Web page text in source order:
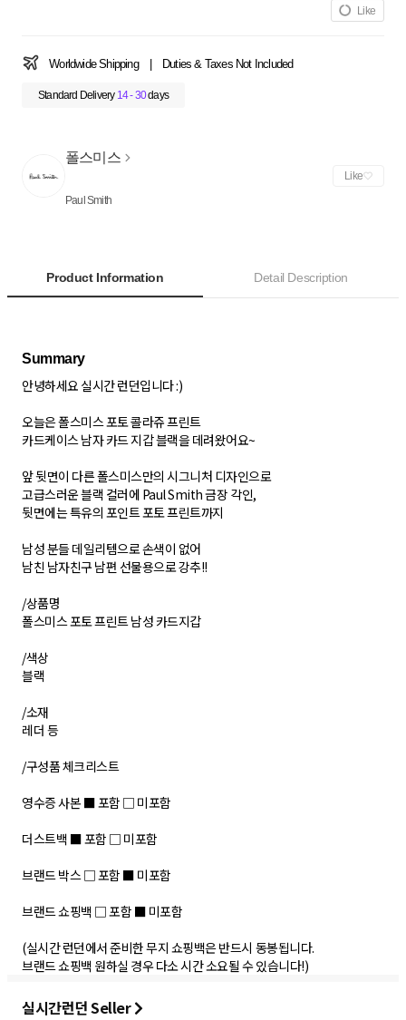
Like
Worldwide Shipping Duties & Taxes Not Included
Standard Delivery 14 - 30days
폴스미스
Paul Smith
Like
Product Information Detail Description
Summary
안녕하세요 실시간 런던입니다 :)
오늘은 폴스미스 포토 콜라쥬 프린트
카드케이스 남자 카드 지갑 블랙을 데려왔어요~
앞 뒷면이 다른 폴스미스만의 시그니처 디자인으로
고급스러운 블랙 컬러에 Paul Smith 금장 각인,
뒷면에는 특유의 포인트 포토 프린트까지
남성 분들 데일리템으로 손색이 없어
남친 남자친구 남편 선물용으로 강추!!
/상품명
폴스미스 포토 프린트 남성 카드지갑
/색상
블랙
/소재
레더 등
/구성품 체크리스트
영수증 사본 ■ 포함 □ 미포함
더스트백 ■ 포함 □ 미포함
브랜드 박스 □ 포함 ■ 미포함
브랜드 쇼핑백 □ 포함 ■ 미포함
(실시간 런던에서 준비한 무지 쇼핑백은 반드시 동봉됩니다.
브랜드 쇼핑백 원하실 경우 다소 시간 소요될 수 있습니다!)
실시간런던 Seller